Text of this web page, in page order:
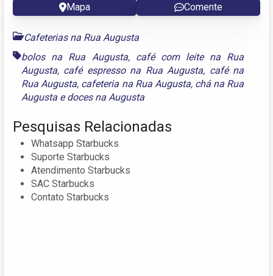
Mapa Comente
Cafeterias na Rua Augusta
bolos na Rua Augusta, café com leite na Rua
Augusta, café espresso na Rua Augusta, café na
Rua Augusta, cafeteria na Rua Augusta, chá na Rua
Augusta edoces na Augusta
Pesquisas Relacionadas
Whatsapp Starbucks
Suporte Starbucks
Atendimento Starbucks
SAC Starbucks
Contato Starbucks